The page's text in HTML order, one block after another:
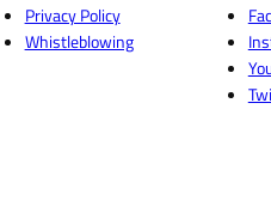
Privacy Policy
Whistleblowing